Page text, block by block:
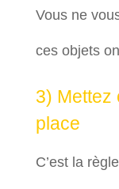
Vous ne
ces objets
3) Mettez
place
C’est la